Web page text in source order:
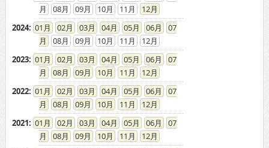
08
09 10 11
12
2024: 01 02 03 04 05 06
07
08
09 10 11
12
2023: 01 02 03 04 05 06
07
08
09 10 11
12
2022: 01 02 03 04 05 06
07
08
09 10 11
12
2021: 01 02 03 04 05 06
07
08
09 10 11
12